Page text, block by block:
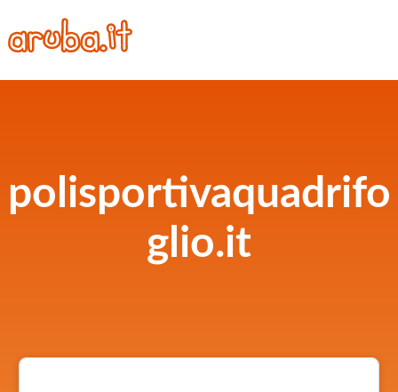
polisportivaquadrifo
glio.it